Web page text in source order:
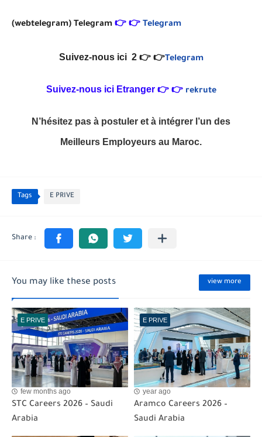
(webtelegram) Telegram 👉 👉 Telegram
Suivez-nous ici 2 👉 👉Telegram
Suivez-nous ici Etranger👉👉 rekrute
N’hésitez pas à postuler et à intégrer l’un des
Meilleurs Employeurs au Maroc.
Tags E PRIVE
You may like these posts view more
E PRIVE
few months ago
STC Careers 2026 – Saudi
Arabia
E PRIVE
year ago
Aramco Careers 2026 –
Saudi Arabia